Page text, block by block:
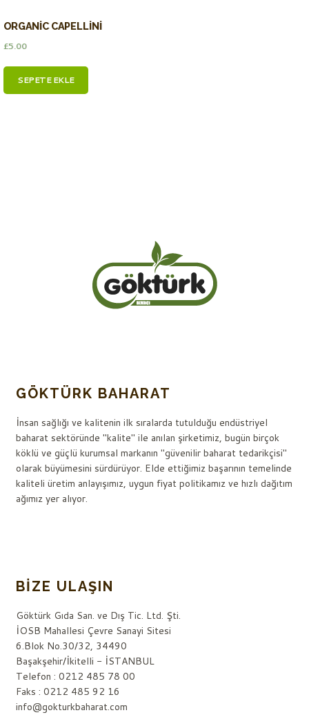
ORGANIC CAPELLINI
£5.00
SEPETE EKLE
GÖKTÜRK BAHARAT
İnsan sağlığı ve kalitenin ilk sıralarda tutulduğu endüstriyel
baharat sektöründe "kalite" ile anılan şirketimiz, bugün birçok
köklü ve güçlü kurumsal markanın "güvenilir baharat tedarikçisi"
olarak büyümesini sürdürüyor. Elde ettiğimiz başarının temelinde
kaliteli üretim anlayışımız, uygun fiyat politikamız ve hızlı dağıtım
ağımız yer alıyor.
BIZE ULAŞIN
Göktürk Gıda San. ve Dış Tic. Ltd. Şti.
İOSB Mahallesi Çevre Sanayi Sitesi
6.Blok No.30/32, 34490
Başakşehir/İkitelli - İSTANBUL
Telefon : 0212 485 78 00
Faks : 0212 485 92 16
info@gokturkbaharat.com